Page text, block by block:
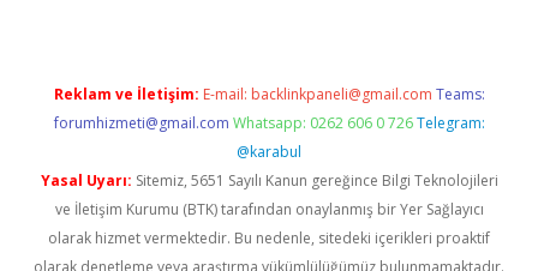
Reklam ve İletişim: E-mail: backlinkpaneli@gmail.com Teams:
forumhizmeti@gmail.com Whatsapp: 0262 606 0 726 Telegram:
@karabul
Yasal Uyarı: Sitemiz, 5651 Sayılı Kanun gereğince Bilgi Teknolojileri
ve İletişim Kurumu (BTK) tarafından onaylanmış bir Yer Sağlayıcı
olarak hizmet vermektedir. Bu nedenle, sitedeki içerikleri proaktif
olarak denetleme veya araştırma yükümlülüğümüz bulunmamaktadır.